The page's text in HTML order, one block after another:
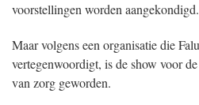
voorstellingen worden aangekondigd.
Maar volgens een organisatie die
vertegenwoordigt, is de show voor
van zorg geworden.